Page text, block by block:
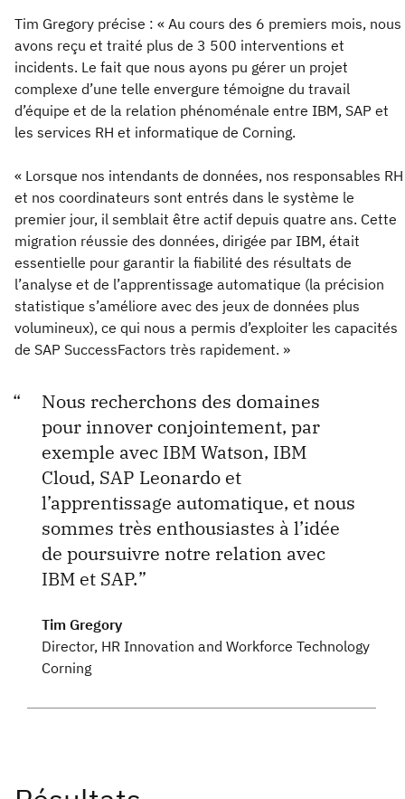
Tim Gregory précise : « Au cours des 6 premiers mois, nous
avons reçu et traité plus de 3 500 interventions et
incidents. Le fait que nous ayons pu gérer un projet
complexe d’une telle envergure témoigne du travail
d’équipe et de la relation phénoménale entre IBM, SAP et
les services RH et informatique de Corning.
« Lorsque nos intendants de données, nos responsables RH
et nos coordinateurs sont entrés dans le système le
premier jour, il semblait être actif depuis quatre ans. Cette
migration réussie des données, dirigée par IBM, était
essentielle pour garantir la fiabilité des résultats de
l’analyse et de l’apprentissage automatique (la précision
statistique s’améliore avec des jeux de données plus
volumineux), ce qui nous a permis d’exploiter les capacités
de SAP SuccessFactors très rapidement. »
Nous recherchons des domaines
pour innover conjointement, par
exemple avec IBM Watson, IBM
Cloud, SAP Leonardo et
l’apprentissage automatique, et nous
sommes très enthousiastes à l’idée
de poursuivre notre relation avec
IBM et SAP.
Tim Gregory
Director, HR Innovation and Workforce Technology
Corning